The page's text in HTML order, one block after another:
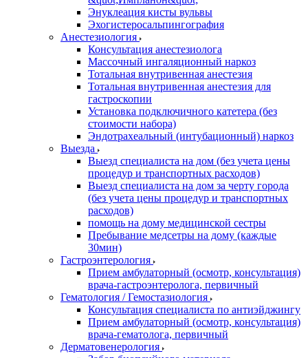
Энуклеация кисты вульвы
Эхогистеросальпингография
Анестезиология
Консультация анестезиолога
Массочный ингаляционный наркоз
Тотальная внутривенная анестезия
Тотальная внутривенная анестезия для
гастроскопии
Установка подключичного катетера (без
стоимости набора)
Эндотрахеальный (интубационный) наркоз
Выезда
Выезд специалиста на дом (без учета цены
процедур и транспортных расходов)
Выезд специалиста на дом за черту города
(без учета цены процедур и транспортных
расходов)
помощь на дому медицинской сестры
Пребывание медсетры на дому (каждые
30мин)
Гастроэнтерология
Прием амбулаторный (осмотр, консультация)
врача-гастроэнтеролога, первичный
Гематология / Гемостазиология
Консультация специалиста по антиэйджингу
Прием амбулаторный (осмотр, консультация)
врача-гематолога, первичный
Дерматовенерология